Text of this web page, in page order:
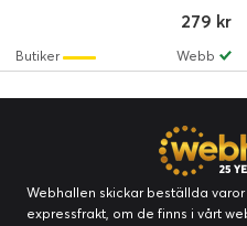
279 kr
Webb
Butiker
Webhallen skickar beställda
expressfrakt, om de finns i vårt